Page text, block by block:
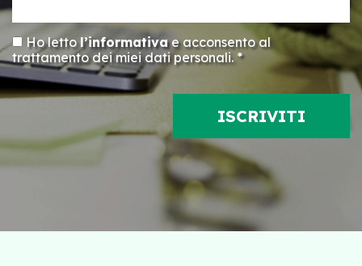
Ho lettol’informativae acconsento al
trattamento dei miei dati personali. *